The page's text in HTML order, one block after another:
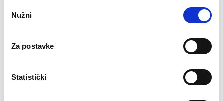
pristanka
Nužni
Za postavke
Statistički